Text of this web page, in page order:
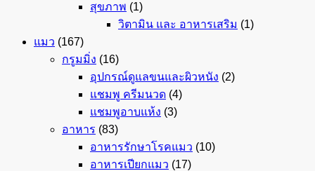
สุขภาพ (1)
วิตามิน และ อาหารเสริม (1)
แมว (167)
กรูมมิ่ง (16)
อุปกรณ์ดูแลขนและผิวหนัง (2)
แชมพู ครีมนวด (4)
แชมพูอาบแห้ง (3)
อาหาร (83)
อาหารรักษาโรคแมว (10)
อาหารเปียกแมว (17)